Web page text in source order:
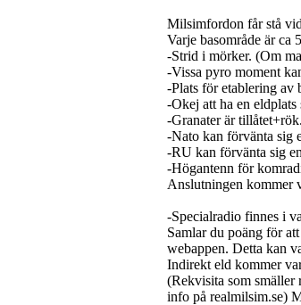
Milsimfordon får stå
Varje basområde är ca
-Strid i mörker. (Om
-Vissa pyro moment
-Plats för etablering av
-Okej att ha en eldplats
-Granater är
-Nato kan förvänta sig
-RU kan förvänta sig
-Högantenn för
Anslutningen kommer
-Specialradio finnes i
Samlar du poäng för
webappen. Detta kan
Indirekt eld kommer
(Rekvisita som
info på realmilsim.se)